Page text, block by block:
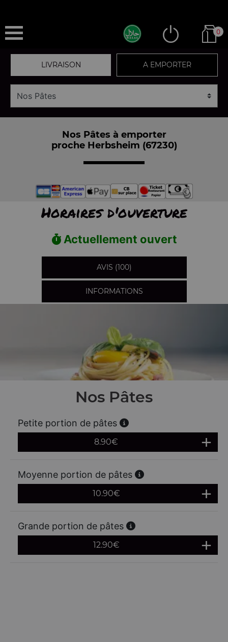
0
LIVRAISON A EMPORTER
Nos Pâtes à emporter
proche Herbsheim (67230)
Horaires d'ouverture
Actuellement ouvert
AVIS (100)
INFORMATIONS
Nos Pâtes
Petite portion de pâtes
8.90€
Moyenne portion de pâtes
10.90€
Grande portion de pâtes
12.90€